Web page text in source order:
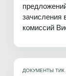
зачисления
комиссий
ДОКУМЕНТЫ ТИК